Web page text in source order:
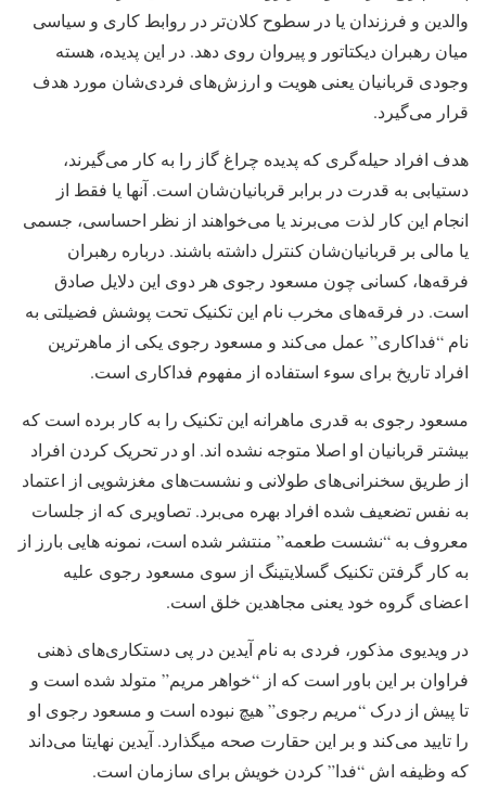
والدین و فرزندان یا در سطوح کلان‌تر در روابط کاری و سیاسی
میان رهبران دیکتاتور و پیروان روی دهد. در این پدیده، هسته
وجودی قربانیان یعنی هویت و ارزش‌های فردی‌شان مورد هدف
قرار می‌گیرد.
هدف افراد حیله‌گری که پدیده چراغ گاز را به‌ کار می‌گیرند،
دستیابی به قدرت در برابر قربانیان‌شان است. آنها یا فقط از
انجام این کار لذت می‌برند یا می‌خواهند از نظر احساسی، جسمی
یا مالی بر قربانیان‌شان کنترل داشته باشند. درباره رهبران
فرقه‌ها، کسانی چون مسعود رجوی هر دوی این دلایل صادق
است. در فرقه‌های مخرب نام این تکنیک تحت پوشش فضیلتی به
نام “فداکاری” عمل می‌کند و مسعود رجوی یکی از ماهرترین
افراد تاریخ برای سوء استفاده از مفهوم فداکاری است.
مسعود رجوی به‌ قدری ماهرانه این تکنیک را به‌ کار برده است که
بیشتر قربانیان او اصلا متوجه نشده اند. او در تحریک‌ کردن افراد
از طریق سخنرانی‌های طولانی و نشست‌های مغزشویی از اعتماد
به نفس تضعیف شده افراد بهره می‌برد. تصاویری که از جلسات
معروف به “نشست طعمه” منتشر شده است، نمونه هایی بارز از
به کار گرفتن تکنیک گسلایتینگ از سوی مسعود رجوی علیه
اعضای گروه خود یعنی مجاهدین خلق است.
در ویدیوی مذکور، فردی به نام آیدین در پی دستکاری‌های ذهنی
فراوان بر این باور است که از “خواهر مریم” متولد شده است و
تا پیش از درک “مریم رجوی” هیچ نبوده است و مسعود رجوی او
را تایید می‌کند و بر این حقارت صحه میگذارد. آیدین نهایتا می‌داند
که وظیفه اش “فدا” کردن خویش برای سازمان است.